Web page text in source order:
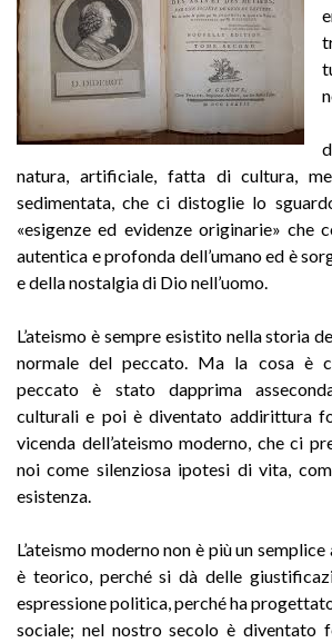
natura, artificiale, fatta di cultura,
sedimentata, che ci distoglie lo
«esigenze ed evidenze originarie» che
autentica e profonda dell’umano ed è
e della nostalgia di Dio nell’uomo.
L’ateismo è sempre esistito nella storia
normale del peccato. Ma la cosa è
peccato è stato dapprima
culturali e poi è diventato addirittura
vicenda dell’ateismo moderno, che ci
noi come silenziosa ipotesi di vita,
esistenza.
L’ateismo moderno non è più un
è teorico, perché si dà delle
espressione politica, perché ha
sociale; nel nostro secolo è diventato